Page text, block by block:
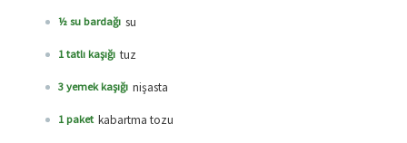
½ su bardağı su
1 tatlı kaşığı tuz
3 yemek kaşığı nişasta
1 paket kabartma tozu